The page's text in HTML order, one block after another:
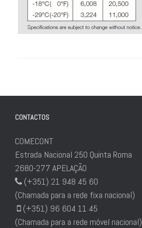
CONTACTOS
COMECONT
Estrada Nacional 250 Quinta Roma
2680-277 APELAÇÃO
(+351) 21 948 45 60
(Chamada para a rede fixa nacional)
(+351) 96 604 11 45
(Chamada para a rede móvel nacional)